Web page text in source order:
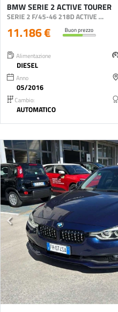
BMW SERIE 2 ACTIVE TOURER
SERIE 2 F/45-46 218D ACTIVE TOURER LUXURY AUTO
11.186 € Buon prezzo
Alimentazione
DIESEL
Anno
05/2016
Cambio:
AUTOMATICO